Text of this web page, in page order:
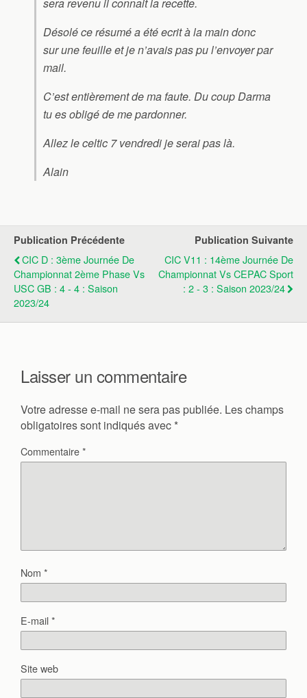
Désolé ce résumé a été ecrit à la main donc
sur une feuille et je n’avais pas pu l’envoyer par
mail.
C’est entièrement de ma faute. Du coup Darma
tu es obligé de me pardonner.
Allez le celtic 7 vendredi je serai pas là.
Alain
Publication Précédente
CIC D : 3ème Journée De
Championnat 2ème Phase Vs
USC GB : 4 - 4 : Saison
2023/24
Publication Suivante
CIC V11 : 14ème Journée De
Championnat Vs CEPAC Sport
: 2 - 3 : Saison 2023/24
Laisser un commentaire
Votre adresse e-mail ne sera pas publiée. Les champs
obligatoires sont indiqués avec *
Commentaire*
Nom *
E-mail*
Site web